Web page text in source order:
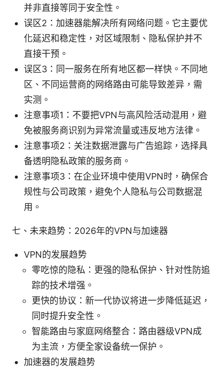
并非直接等同于安全性。
误区2：加速器能解决所有网络问题。它主要优
化延迟和稳定性，对区域限制、隐私保护并不
直接干预。
误区3：同一服务在所有地区都一样快。不同地
区、不同运营商的网络路由可能导致差异，需
实测。
注意事项1：不要把VPN与高风险活动混用，避
免被服务商识别为异常流量或违反地方法律。
注意事项2：关注数据泄露与广告追踪，选择具
备透明隐私政策的服务商。
注意事项3：在企业环境中使用VPN时，确保合
规性与公司政策，避免个人隐私与公司数据混
用。
七、未来趋势：2026年的VPN与加速器
VPN的发展趋势
零吃惊的隐私：更强的隐私保护、针对性防追
踪的技术增强。
更快的协议：新一代协议将进一步降低延迟，
同时提升安全性。
智能路由与家庭网络整合：路由器级VPN成
为主流，方便全家设备统一保护。
加速器的发展趋势